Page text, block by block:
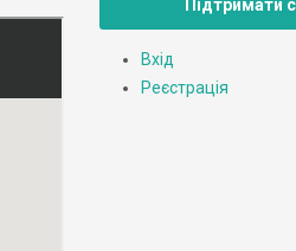
Підтримати
Вхід
Реєстрація